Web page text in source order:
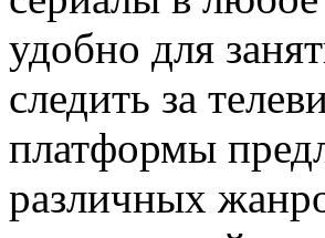
удобно для
следить за
платформы
различных